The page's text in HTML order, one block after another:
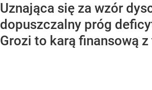
Uznająca się za wzór
dopuszczalny próg
Grozi to karą finansową